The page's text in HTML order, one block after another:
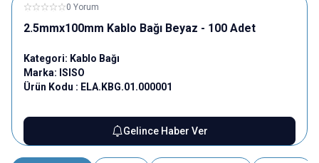
0 Yorum
2.5mmx100mm Kablo Bağı Beyaz - 100 Adet
Kategori: Kablo Bağı
Marka: ISISO
Ürün Kodu : ELA.KBG.01.000001
Gelince Haber Ver